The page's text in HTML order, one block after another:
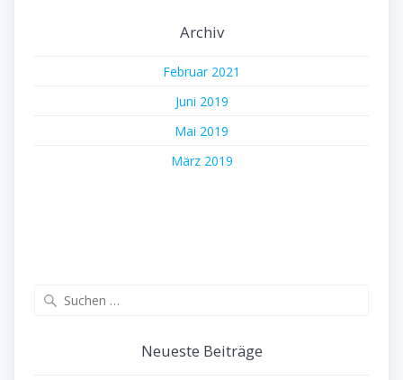
Archiv
Februar 2021
Juni 2019
Mai 2019
März 2019
Neueste Beiträge